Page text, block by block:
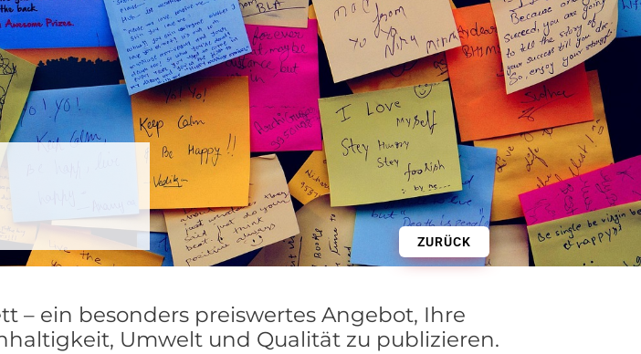
ZURÜCK
– ein besonders preiswertes Angebot, Ihre
Umwelt und Qualität zu publizieren.